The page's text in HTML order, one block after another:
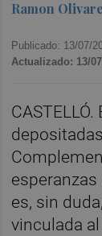
Ramon
Publicado: 13/07/
Actualizado: 13/
es, sin
vinculada